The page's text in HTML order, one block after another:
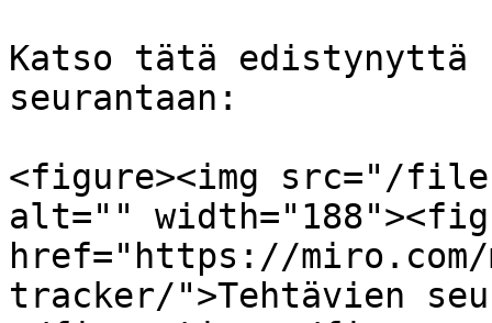
Katso tätä edistynyttä
seurantaan:
<figure><img src="/files/
alt=""
href="https://
tracker/">Tehtävien